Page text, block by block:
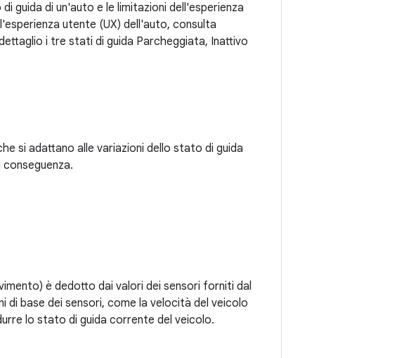
guida di un'auto e le limitazioni dell'esperienza
utente (UX) dell'auto, consulta
i tre stati di guida Parcheggiata, Inattivo
si adattano alle variazioni dello stato di guida
è dedotto dai valori dei sensori forniti dal
di base dei sensori, come la velocità del veicolo
lo stato di guida corrente del veicolo.